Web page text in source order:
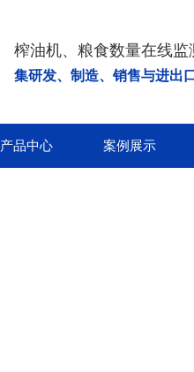
榨油机、粮食数量在线监
集研发、制造、销售与进出
产品中心 案例展示